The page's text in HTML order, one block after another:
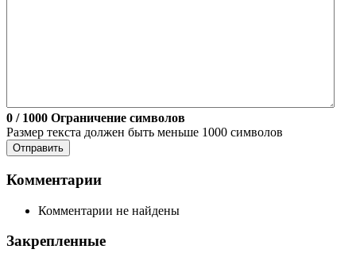
0 / 1000 Ограничение символов
Размер текста должен быть меньше 1000 символов
Отправить
Комментарии
Комментарии не найдены
Закрепленные